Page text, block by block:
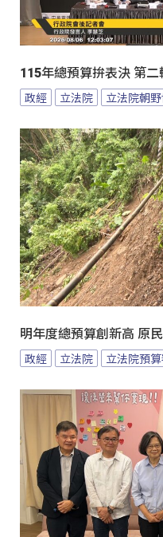
115年總預算拚表決 第
政經 立法院 立法院朝
明年度總預算創新高 原
政經 立法院 立法院預